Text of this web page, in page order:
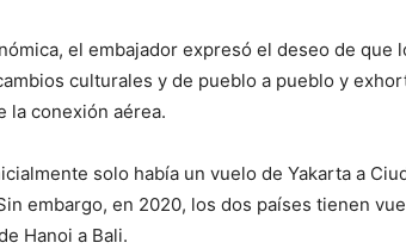
el embajador expresó el deseo de que
culturales y de pueblo a pueblo y
la conexión aérea.
solo había un vuelo de Yakarta a
embargo, en 2020, los dos países tienen
Hanoi a Bali.